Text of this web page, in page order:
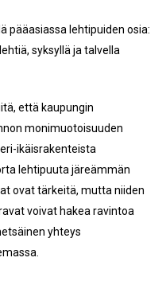
pääasiassa lehtipuiden osia:
syksyllä ja talvella
että kaupungin
monimuotoisuuden
ikäisrakenteista
lehtipuuta järeämmän
ovat tärkeitä, mutta niiden
voivat hakea ravintoa
yhteys